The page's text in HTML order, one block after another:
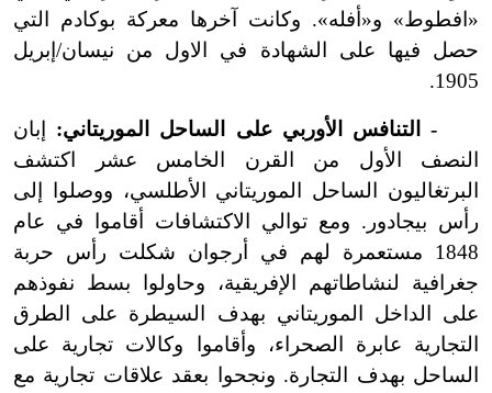
«افطوط» و«أفله». وكانت آخرها معركة بوكادم التي
حصل فيها على الشهادة في الاول من نيسان/إبريل
1905.
- التنافس الأوربي على الساحل الموريتاني: إبان
النصف الأول من القرن الخامس عشر اكتشف
البرتغاليون الساحل الموريتاني الأطلسي، ووصلوا إلى
رأس بيجادور. ومع توالي الاكتشافات أقاموا في عام
1848 مستعمرة لهم في أرجوان شكلت رأس حربة
جغرافية لنشاطاتهم الإفريقية، وحاولوا بسط نفوذهم
على الداخل الموريتاني بهدف السيطرة على الطرق
التجارية عابرة الصحراء، وأقاموا وكالات تجارية على
الساحل بهدف التجارة. ونجحوا بعقد علاقات تجارية مع